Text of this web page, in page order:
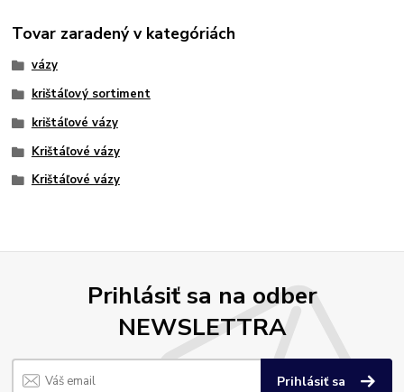
Tovar zaradený v kategóriách
vázy
krištáľový sortiment
krištáľové vázy
Krištáľové vázy
Krištáľové vázy
Prihlásiť sa na odber
NEWSLETTRA
Prihlásiť sa